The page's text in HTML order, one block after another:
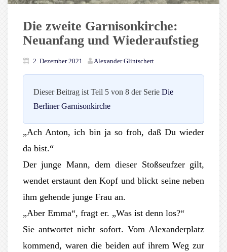
Die zweite Garnisonkirche:
Neuanfang und Wiederaufstieg
2. Dezember 2021 Alexander Glintschert
Dieser Beitrag ist Teil 5 von 8 der Serie Die
Berliner Garnisonkirche
„Ach Anton, ich bin ja so froh, daß Du wieder
da bist.“
Der junge Mann, dem dieser Stoßseufzer gilt,
wendet erstaunt den Kopf und blickt seine neben
ihm gehende junge Frau an.
„Aber Emma“, fragt er. „Was ist denn los?“
Sie antwortet nicht sofort. Vom Alexanderplatz
kommend, waren die beiden auf ihrem Weg zur